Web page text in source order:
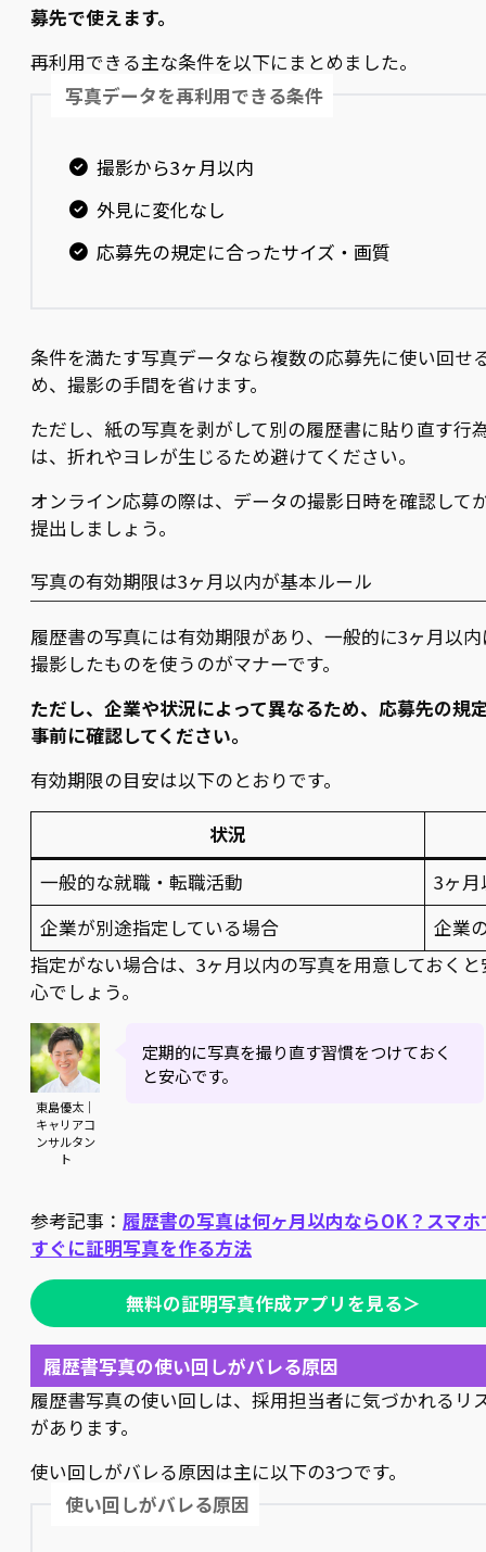
募先で使えます。
再利用できる主な条件を以下にまとめました。
写真データを再利用できる条件
撮影から3ヶ月以内
外見に変化なし
応募先の規定に合ったサイズ・画質
条件を満たす写真データなら複数の応募先に使い回せ
め、撮影の手間を省けます。
ただし、紙の写真を剥がして別の履歴書に貼り直す行
は、折れやヨレが生じるため避けてください。
オンライン応募の際は、データの撮影日時を確認して
提出しましょう。
写真の有効期限は3ヶ月以内が基本ルール
履歴書の写真には有効期限があり、一般的に3ヶ月以
撮影したものを使うのがマナーです。
ただし、企業や状況によって異なるため、応募先の規
事前に確認してください。
有効期限の目安は以下のとおりです。
状況
一般的な就職・転職活動
3ヶ
企業が別途指定している場合
企業
指定がない場合は、3ヶ月以内の写真を用意しておくと
心でしょう。
東島優太｜
キャリアコ
ンサルタン
ト
定期的に写真を撮り直す習慣をつけておく
と安心です。
参考記事： 履歴書の写真は何ヶ月以内ならOK？スマホ
すぐに証明写真を作る方法
無料の証明写真作成アプリを見る＞
履歴書写真の使い回しがバレる原因
履歴書写真の使い回しは、採用担当者に気づかれるリ
があります。
使い回しがバレる原因は主に以下の3つです。
使い回しがバレる原因